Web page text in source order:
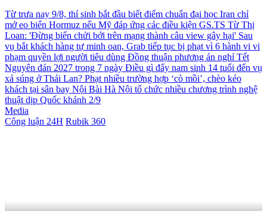
Từ trưa nay 9/8, thí sinh bắt đầu biết điểm chuẩn đại học Iran chỉ
mở eo biển Hormuz nếu Mỹ đáp ứng các điều kiện GS.TS Từ Thị
Loan: 'Đừng biến chửi bới trên mạng thành câu view gây hại' Sau
vụ bắt khách hàng tự minh oan, Grab tiếp tục bị phạt vì 6 hành vi vi
phạm quyền lợi người tiêu dùng Đồng thuận phương án nghỉ Tết
Nguyên đán 2027 trong 7 ngày Điều gì đẩy nam sinh 14 tuổi đến vụ
xả súng ở Thái Lan? Phạt nhiều trường hợp ‘cò mồi’, chèo kéo
khách tại sân bay Nội Bài Hà Nội tổ chức nhiều chương trình nghệ
thuật dịp Quốc khánh 2/9
Media
Công luận 24H Rubik 360